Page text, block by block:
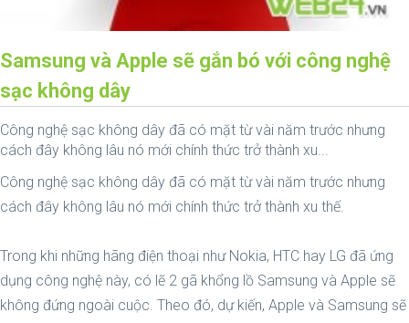
Samsung và Apple sẽ gắn bó với công nghệ
sạc không dây
Công nghệ sạc không dây đã có mặt từ vài năm trước nhưng
cách đây không lâu nó mới chính thức trở thành xu...
Công nghệ sạc không dây đã có mặt từ vài năm trước nhưng
cách đây không lâu nó mới chính thức trở thành xu thế.
Trong khi những hãng điện thoại như Nokia, HTC hay LG đã ứng
dụng công nghệ này, có lẽ 2 gã khổng lồ Samsung và Apple sẽ
không đứng ngoài cuộc. Theo đó, dự kiến, Apple và Samsung sẽ